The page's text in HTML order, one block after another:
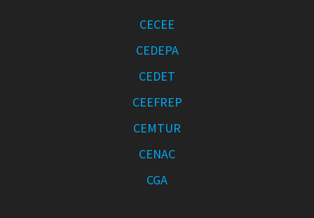
CECEE
CEDEPA
CEDET
CEEFREP
CEMTUR
CENAC
CGA